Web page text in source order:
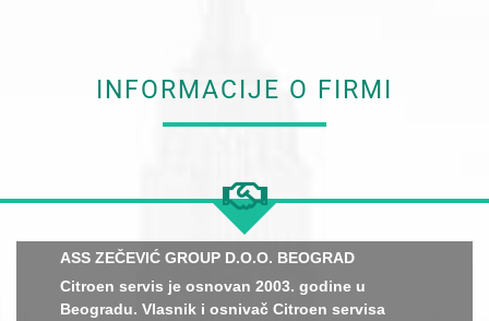
INFORMACIJE O FIRMI
ASS ZEČEVIĆ GROUP D.O.O. BEOGRAD
Citroen servis je osnovan 2003. godine u
Beogradu. Vlasnik i osnivač Citroen servisa